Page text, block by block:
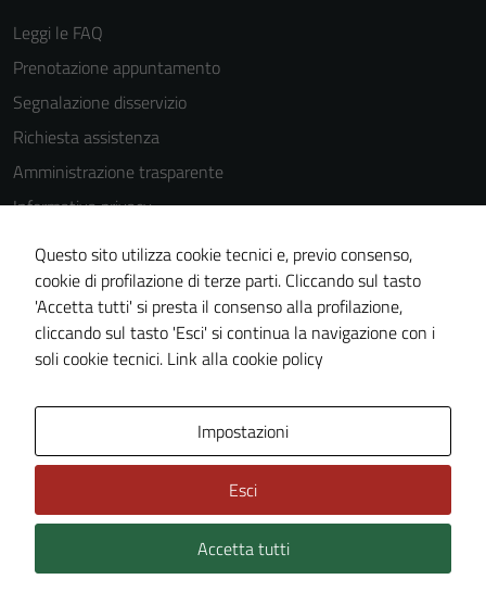
Leggi le FAQ
Prenotazione appuntamento
Segnalazione disservizio
Richiesta assistenza
Amministrazione trasparente
Informativa privacy
Cookie Policy
Note legali
Dichiarazione di accessibilità
Piano di miglioramento del sito
Technical Design s.r.l.
Questo sito utilizza cookie tecnici e, previo consenso,
cookie di profilazione di terze parti. Cliccando sul tasto
'Accetta tutti' si presta il consenso alla profilazione,
cliccando sul tasto 'Esci' si continua la navigazione con i
soli cookie tecnici. Link alla cookie policy
Impostazioni
Esci
Accetta tutti
estesa per i
dettagli) e
possono
essere
utilizzati
anche per la
profilazione.
La
disabilitazione
navigazione e